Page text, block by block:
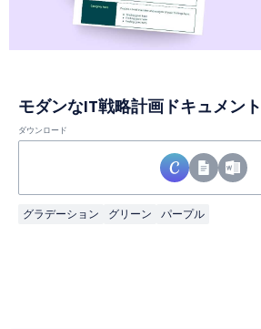
モダンなIT戦略計画ドキュメント
ダウンロード
グラデーション グリーン パープル